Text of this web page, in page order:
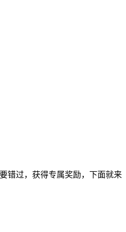
错过，获得专属奖励，下面就来